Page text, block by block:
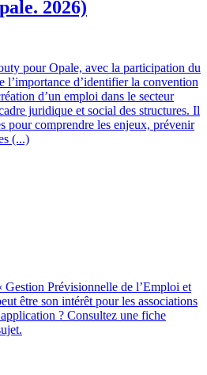
2026)
pour Opale, avec la participation du
l’importance d’identifier la convention
d’un emploi dans le secteur
juridique et social des structures. Il
pour comprendre les enjeux, prévenir
(...)
Prévisionnelle de l’Emploi et
être son intérêt pour les associations
? Consultez une fiche